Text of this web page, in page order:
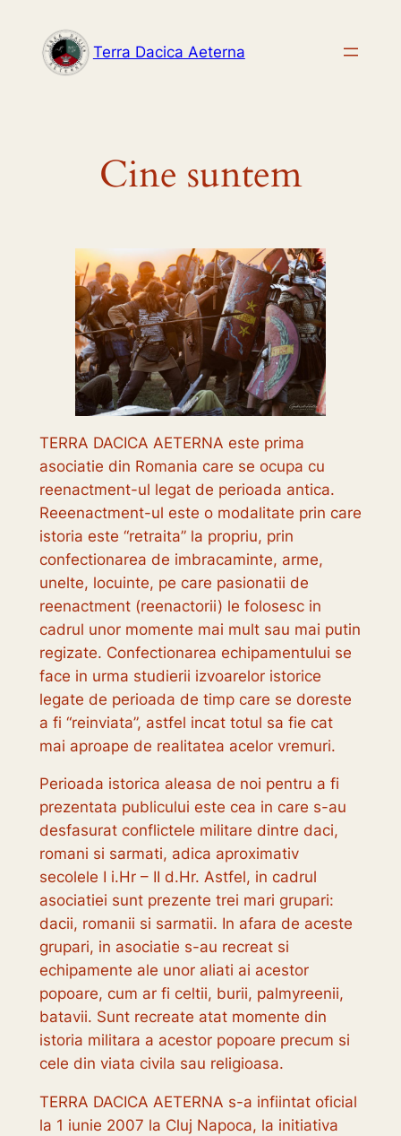
content
Terra Dacica Aeterna
Cine suntem
TERRA DACICA AETERNA este prima
asociatie din Romania care se ocupa cu
reenactment-ul legat de perioada antica.
Reeenactment-ul este o modalitate prin care
istoria este “retraita” la propriu, prin
confectionarea de imbracaminte, arme,
unelte, locuinte, pe care pasionatii de
reenactment (reenactorii) le folosesc in
cadrul unor momente mai mult sau mai putin
regizate. Confectionarea echipamentului se
face in urma studierii izvoarelor istorice
legate de perioada de timp care se doreste
a fi “reinviata”, astfel incat totul sa fie cat
mai aproape de realitatea acelor vremuri.
Perioada istorica aleasa de noi pentru a fi
prezentata publicului este cea in care s-au
desfasurat conflictele militare dintre daci,
romani si sarmati, adica aproximativ
secolele I i.Hr – II d.Hr. Astfel, in cadrul
asociatiei sunt prezente trei mari grupari:
dacii, romanii si sarmatii. In afara de aceste
grupari, in asociatie s-au recreat si
echipamente ale unor aliati ai acestor
popoare, cum ar fi celtii, burii, palmyreenii,
batavii. Sunt recreate atat momente din
istoria militara a acestor popoare precum si
cele din viata civila sau religioasa.
TERRA DACICA AETERNA s-a infiintat oficial
la 1 iunie 2007 la Cluj Napoca, la initiativa